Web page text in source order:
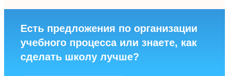
Есть предложения по организации
учебного процесса или знаете, как
сделать школу лучше?